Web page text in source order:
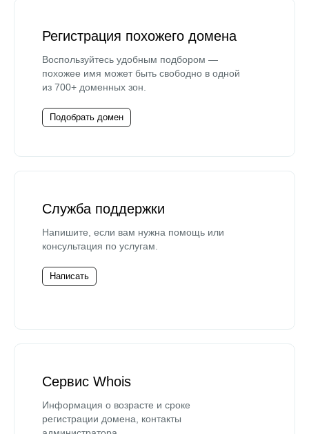
Регистрация похожего домена
Воспользуйтесь удобным подбором —
похожее имя может быть свободно в одной
из 700+ доменных зон.
Подобрать домен
Служба поддержки
Напишите, если вам нужна помощь или
консультация по услугам.
Написать
Сервис Whois
Информация о возрасте и сроке
регистрации домена, контакты